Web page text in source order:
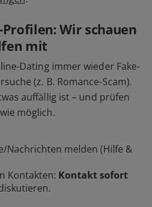
Wir schauen
mit
Dating immer wieder Fake-
(z. B. Romance-Scam).
auffällig ist – und prüfen
möglich.
Nachrichten melden (Hilfe &
Kontakten: Kontakt sofort